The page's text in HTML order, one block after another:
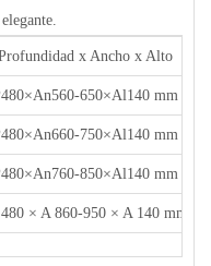
x Ancho x Alto
650×Al140 mm
750×Al140 mm
850×Al140 mm
× A 860-950 × A 140 mm